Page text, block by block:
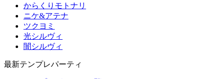
からくりモトナリ
ニケ&アテナ
ツクヨミ
光シルヴィ
闇シルヴィ
最新テンプレパーティ